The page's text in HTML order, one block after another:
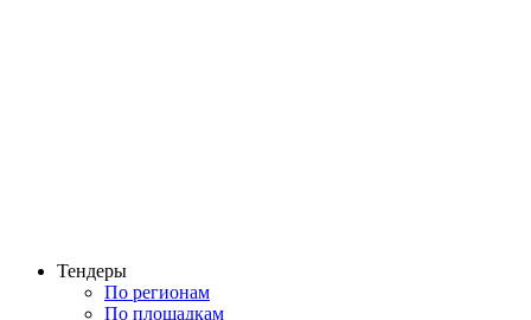
Тендеры
По регионам
По площадкам